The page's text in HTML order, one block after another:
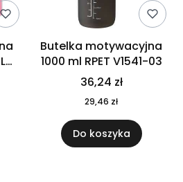
Butelka motywacyjna
1000 ml RPET V1541-03
36,24 zł
29,46 zł
Do koszyka